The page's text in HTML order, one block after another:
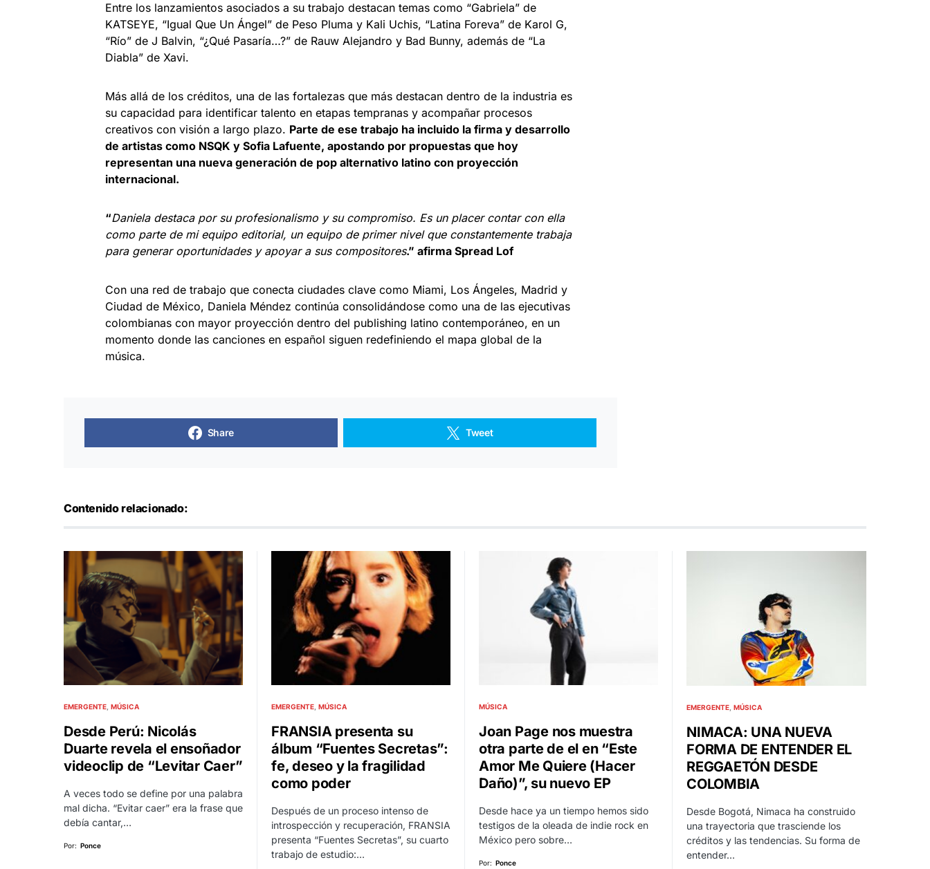
Entre los lanzamientos asociados a su trabajo destacan temas como “Gabriela” de
KATSEYE, “Igual Que Un Ángel” de Peso Pluma y Kali Uchis, “Latina Foreva” de Karol G,
“Río” de J Balvin, “¿Qué Pasaría…?” de Rauw Alejandro y Bad Bunny, además de “La
Diabla” de Xavi.
Más allá de los créditos, una de las fortalezas que más destacan dentro de la industria es
su capacidad para identificar talento en etapas tempranas y acompañar procesos
creativos con visión a largo plazo. Parte de ese trabajo ha incluido la firma y desarrollo
de artistas como NSQK y Sofia Lafuente, apostando por propuestas que hoy
representan una nueva generación de pop alternativo latino con proyección
internacional.
“Daniela destaca por su profesionalismo y su compromiso. Es un placer contar con ella
como parte de mi equipo editorial, un equipo de primer nivel que constantemente trabaja
para generar oportunidades y apoyar a sus compositores.” afirma Spread Lof
Con una red de trabajo que conecta ciudades clave como Miami, Los Ángeles, Madrid y
Ciudad de México, Daniela Méndez continúa consolidándose como una de las ejecutivas
colombianas con mayor proyección dentro del publishing latino contemporáneo, en un
momento donde las canciones en español siguen redefiniendo el mapa global de la
música.
Share Tweet
Contenido relacionado:
EMERGENTE MÚSICA
Desde Perú: Nicolás
Duarte revela el ensoñador
videoclip de “Levitar Caer”
A veces todo se define por una palabra
mal dicha. “Evitar caer” era la frase que
debía cantar,…
Por: Ponce
EMERGENTE MÚSICA
FRANSIA presenta su
álbum “Fuentes Secretas”:
fe, deseo y la fragilidad
como poder
Después de un proceso intenso de
introspección y recuperación, FRANSIA
presenta “Fuentes Secretas”, su cuarto
trabajo de estudio:…
MÚSICA
Joan Page nos muestra
otra parte de el en “Este
Amor Me Quiere (Hacer
Daño)”, su nuevo EP
Desde hace ya un tiempo hemos sido
testigos de la oleada de indie rock en
México pero sobre…
Por: Ponce
EMERGENTE MÚSICA
NIMACA: UNA NUEVA
FORMA DE ENTENDER EL
REGGAETÓN DESDE
COLOMBIA
Desde Bogotá, Nimaca ha construido
una trayectoria que trasciende los
créditos y las tendencias. Su forma de
entender…